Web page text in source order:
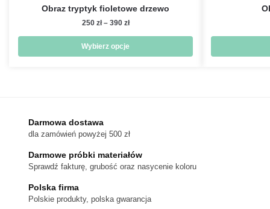
Obraz tryptyk fioletowe drzewo
250 zł – 390 złZakres
od
250 zł
Wybierz opcje
Opcje
można
wybrać
stronie
Darmowa dostawa
dla zamówień powyżej 500 zł
Darmowe próbki materiałów
Sprawdź fakturę, grubość oraz nasycenie koloru
Polska firma
Polskie produkty, polska gwarancja